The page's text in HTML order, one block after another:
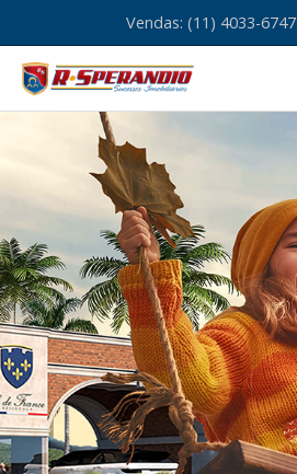
Vendas: (11) 4033-6747